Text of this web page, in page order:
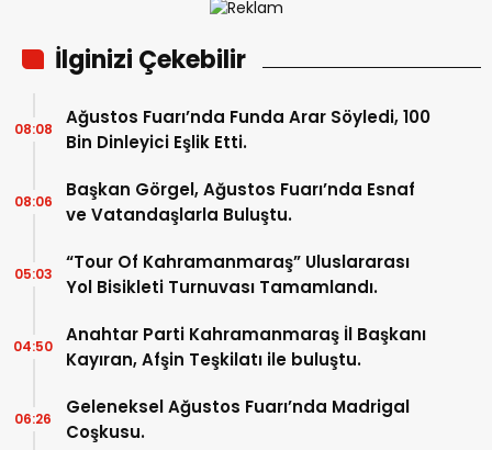
İlginizi Çekebilir
Ağustos Fuarı’nda Funda Arar Söyledi, 100
Bin Dinleyici Eşlik Etti.
08:08
Başkan Görgel, Ağustos Fuarı’nda Esnaf
ve Vatandaşlarla Buluştu.
08:06
“Tour Of Kahramanmaraş” Uluslararası
Yol Bisikleti Turnuvası Tamamlandı.
05:03
Anahtar Parti Kahramanmaraş İl Başkanı
Kayıran, Afşin Teşkilatı ile buluştu.
04:50
Geleneksel Ağustos Fuarı’nda Madrigal
Coşkusu.
06:26